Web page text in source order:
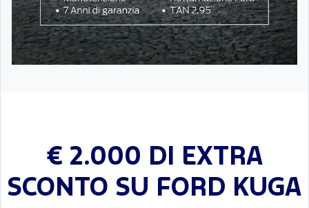
€ 2.000 DI EXTRA
SCONTO SU FORD KUGA